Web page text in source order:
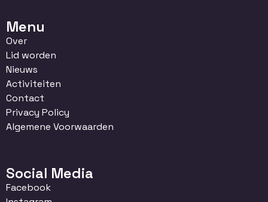
Menu
Over
Lid worden
Nieuws
Activiteiten
Contact
Privacy Policy
Algemene Voorwaarden
Social Media
Facebook